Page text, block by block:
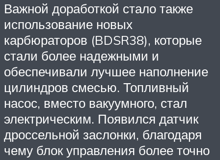
Важной доработкой стало также
использование новых
карбюраторов (BDSR38), которые
стали более надежными и
обеспечивали лучшее наполнение
цилиндров смесью. Топливный
насос, вместо вакуумного, стал
электрическим. Появился датчик
дроссельной заслонки, благодаря
чему блок управления более точно